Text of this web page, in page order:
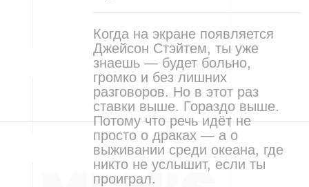
Когда на экране появляется
Джейсон Стэйтем, ты уже
знаешь — будет больно,
громко и без лишних
разговоров. Но в этот раз
ставки выше. Гораздо выше.
Потому что речь идёт не
просто о драках — а о
выживании среди океана, где
никто не услышит, если ты
проиграл.